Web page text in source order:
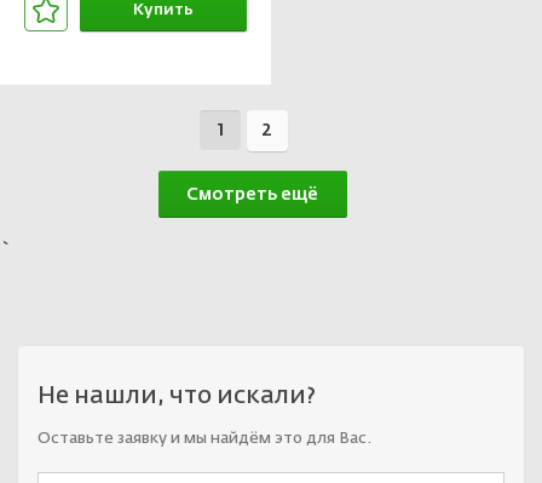
Купить
1 2
Смотреть ещё
Не нашли, что искали?
Оставьте заявку и мы найдём это для Вас.